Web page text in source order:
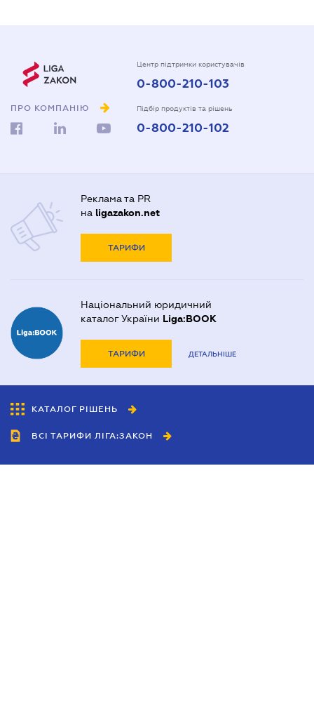
ПРО КОМПАНІЮ
Центр підтримки користувачів
0-800-210-103
Підбір продуктів та рішень
0-800-210-102
Реклама та PR
на ligazakon.net
ТАРИФИ
Національний юридичний
каталог України Liga:BOOK
ТАРИФИ ДЕТАЛЬНІШЕ
КАТАЛОГ РІШЕНЬ
ВСІ ТАРИФИ ЛІГА:ЗАКОН